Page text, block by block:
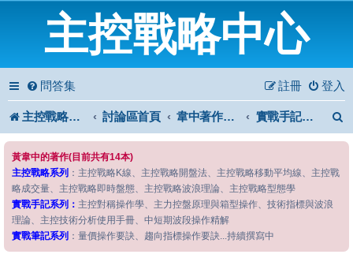
主控戰略中心
問答集 登入
註冊
主控戰略中心 討論區首頁 韋中著作問答區 實戰手記系列
黃韋中的著作(目前共有14本)
主控戰略系列 ：主控戰略K線、主控戰略開盤法、主控戰略移動平均線、主控戰
略成交量、主控戰略即時盤態、主控戰略波浪理論、主控戰略型態學
實戰手記系列： 主控對稱操作學、主力控盤原理與箱型操作、技術指標與波浪
理論、主控技術分析使用手冊、中短期波段操作精解
實戰筆記系列 ：量價操作要訣、趨向指標操作要訣...持續撰寫中